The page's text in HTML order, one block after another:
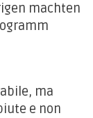
machten
ma
e non